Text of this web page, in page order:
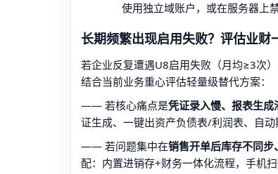
使用独立域账户，或在服务器上
长期频繁出现启用失败？评估业财
若企业反复遭遇U8启用失败（月均≥3次
结合当前业务重心评估轻量级替代方案：
—— 若核心痛点是凭证录入慢、报表生
证生成、一键出资产负债表/利润表、自
—— 若问题集中在销售开单后库存不同
配：内置进销存+财务一体化流程，手机